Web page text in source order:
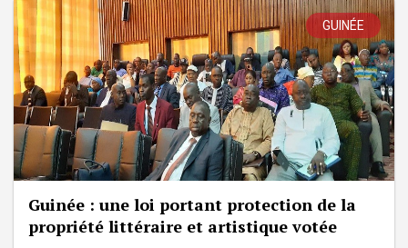
GUINÉE
Guinée : une loi portant protection de la
propriété littéraire et artistique votée